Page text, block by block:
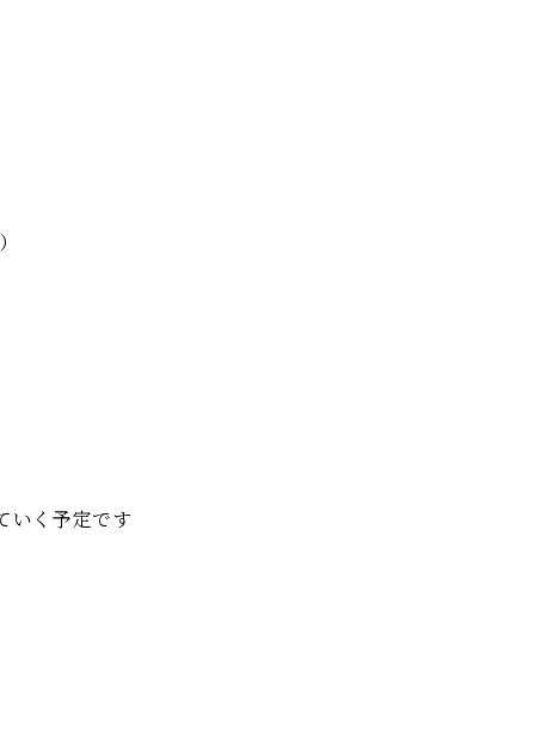
いく予定です